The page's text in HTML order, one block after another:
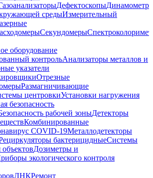
Дефектоскопы
средыИзмерительный
Секундомеры
оборудование
контрольАнализаторы металлов и
указатели
Отрезные
Размагничивающие
центровкиУстановки нагружения
безопасность
рабочей зоныДетекторы
Комбинированные
COVID-19Металлодетекторы
бактерицидныеСистемы
объектовДозиметры и
экологического контроля
ЛНКРемонт